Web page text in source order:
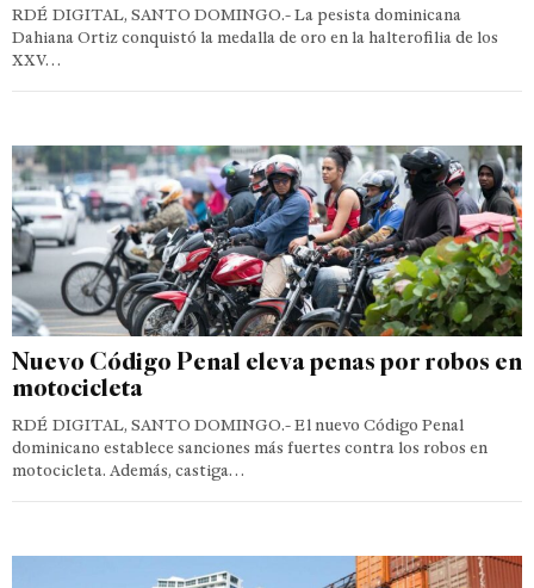
RDÉ DIGITAL, SANTO DOMINGO.- La pesista dominicana
Dahiana Ortiz conquistó la medalla de oro en la halterofilia de los
XXV…
Nuevo Código Penal eleva penas por robos en
motocicleta
RDÉ DIGITAL, SANTO DOMINGO.- El nuevo Código Penal
dominicano establece sanciones más fuertes contra los robos en
motocicleta. Además, castiga…